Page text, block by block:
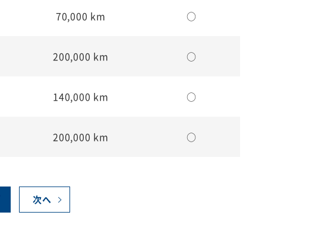
70,000 km ○
200,000 km ○
140,000 km ○
200,000 km ○
次へ